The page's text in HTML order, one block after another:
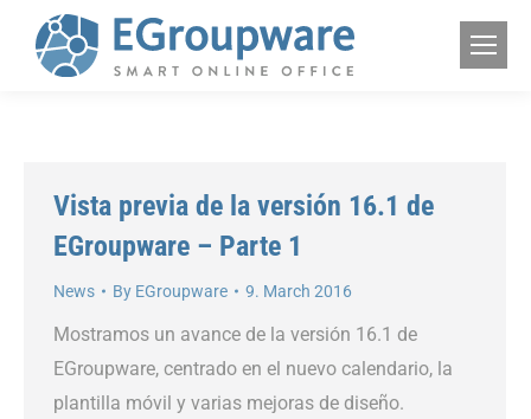
Vista previa de la versión 16.1 de
EGroupware – Parte 1
News By EGroupware 9. March 2016
Mostramos un avance de la versión 16.1 de
EGroupware, centrado en el nuevo calendario, la
plantilla móvil y varias mejoras de diseño.